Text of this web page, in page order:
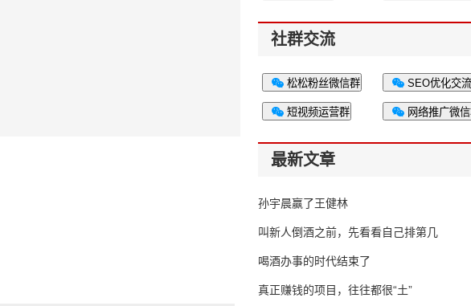
社群交流
松松粉丝微信群 SEO优化交
短视频运营群 网络推广微
最新文章
孙宇晨赢了王健林
叫新人倒酒之前，先看看自己排第几
喝酒办事的时代结束了
真正赚钱的项目，往往都很“土”